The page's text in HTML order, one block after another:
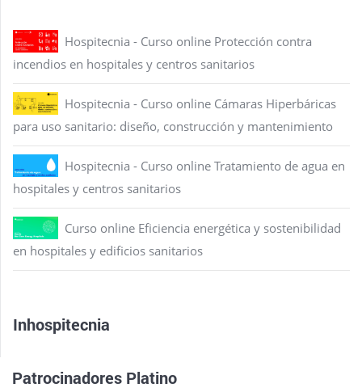
Hospitecnia - Curso online Protección contra
incendios en hospitales y centros sanitarios
Hospitecnia - Curso online Cámaras Hiperbáricas
para uso sanitario: diseño, construcción y mantenimiento
Hospitecnia - Curso online Tratamiento de agua en
hospitales y centros sanitarios
Curso online Eficiencia energética y sostenibilidad
en hospitales y edificios sanitarios
Inhospitecnia
Patrocinadores Platino